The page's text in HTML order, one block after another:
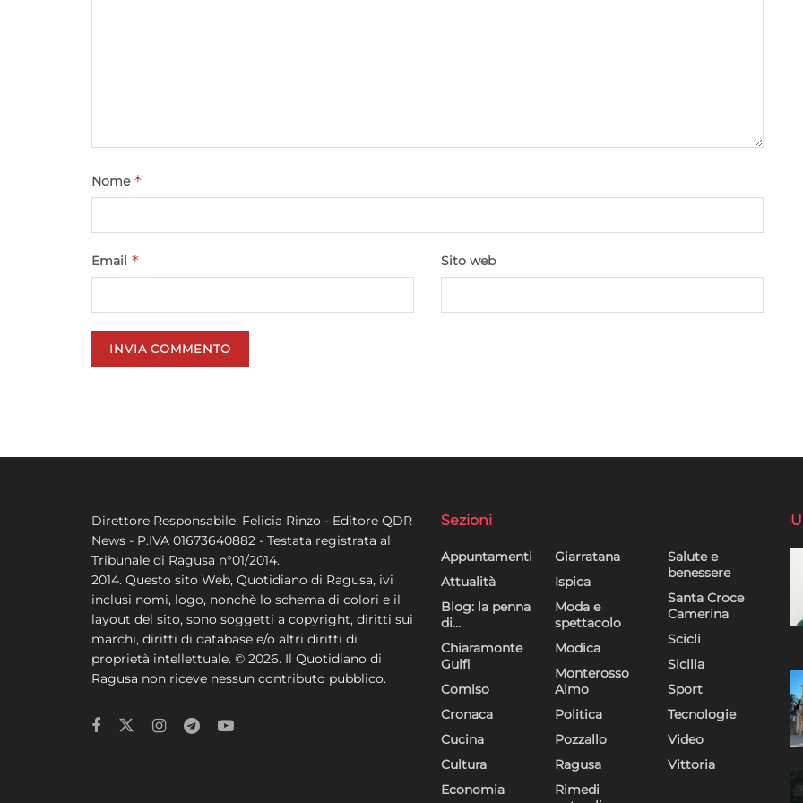
Nome *
Email * Sito web
Direttore Responsabile: Felicia Rinzo - Editore QDR
News - P.IVA 01673640882 - Testata registrata al
Tribunale di Ragusa n°01/2014.
2014. Questo sito Web, Quotidiano di Ragusa, ivi
inclusi nomi, logo, nonchè lo schema di colori e il
layout del sito, sono soggetti a copyright, diritti sui
marchi, diritti di database e/o altri diritti di
proprietà intellettuale. © 2026. Il Quotidiano di
Ragusa non riceve nessun contributo pubblico.
Sezioni
Appuntamenti
Attualità
Blog: la penna
di…
Chiaramonte
Gulfi
Comiso
Cronaca
Cucina
Cultura
Economia
Giarratana
Ispica
Moda e
spettacolo
Modica
Monterosso
Almo
Politica
Pozzallo
Ragusa
Rimedi
Salute e
benessere
Santa Croce
Camerina
Scicli
Sicilia
Sport
Tecnologie
Video
Vittoria